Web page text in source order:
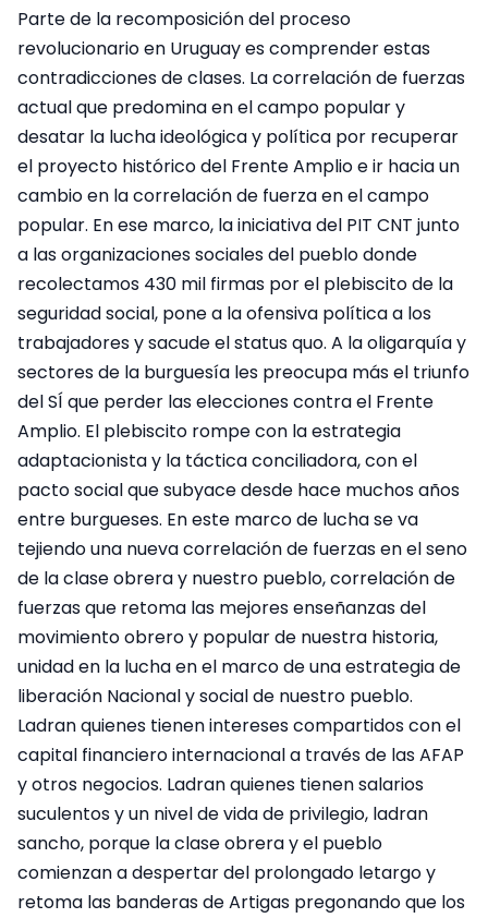
Parte de la recomposición del proceso
revolucionario en Uruguay es comprender estas
contradicciones de clases. La correlación de fuerzas
actual que predomina en el campo popular y
desatar la lucha ideológica y política por recuperar
el proyecto histórico del Frente Amplio e ir hacia un
cambio en la correlación de fuerza en el campo
popular. En ese marco, la iniciativa del PIT CNT junto
a las organizaciones sociales del pueblo donde
recolectamos 430 mil firmas por el plebiscito de la
seguridad social, pone a la ofensiva política a los
trabajadores y sacude el status quo. A la oligarquía y
sectores de la burguesía les preocupa más el triunfo
del SÍ que perder las elecciones contra el Frente
Amplio. El plebiscito rompe con la estrategia
adaptacionista y la táctica conciliadora, con el
pacto social que subyace desde hace muchos años
entre burgueses. En este marco de lucha se va
tejiendo una nueva correlación de fuerzas en el seno
de la clase obrera y nuestro pueblo, correlación de
fuerzas que retoma las mejores enseñanzas del
movimiento obrero y popular de nuestra historia,
unidad en la lucha en el marco de una estrategia de
liberación Nacional y social de nuestro pueblo.
Ladran quienes tienen intereses compartidos con el
capital financiero internacional a través de las AFAP
y otros negocios. Ladran quienes tienen salarios
suculentos y un nivel de vida de privilegio, ladran
sancho, porque la clase obrera y el pueblo
comienzan a despertar del prolongado letargo y
retoma las banderas de Artigas pregonando que los